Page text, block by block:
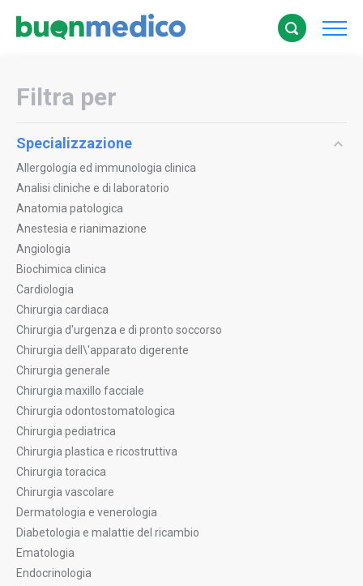
Filtra per
Specializzazione
Allergologia ed immunologia clinica
Analisi cliniche e di laboratorio
Anatomia patologica
Anestesia e rianimazione
Angiologia
Biochimica clinica
Cardiologia
Chirurgia cardiaca
Chirurgia d'urgenza e di pronto soccorso
Chirurgia dell\'apparato digerente
Chirurgia generale
Chirurgia maxillo facciale
Chirurgia odontostomatologica
Chirurgia pediatrica
Chirurgia plastica e ricostruttiva
Chirurgia toracica
Chirurgia vascolare
Dermatologia e venerologia
Diabetologia e malattie del ricambio
Ematologia
Endocrinologia